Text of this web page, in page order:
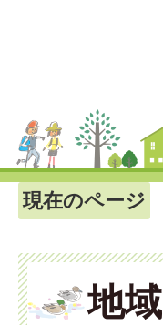
現在のページ
地